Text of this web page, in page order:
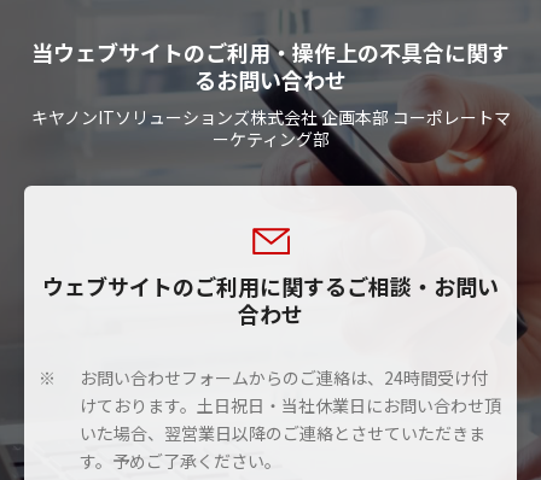
当ウェブサイトのご利用・操作上の不具合に関す
るお問い合わせ
キヤノンITソリューションズ株式会社 企画本部 コーポレートマ
ーケティング部
ウェブサイトのご利用に関するご相談・お問い
合わせ
※
お問い合わせフォームからのご連絡は、24時間受け付
けております。土日祝日・当社休業日にお問い合わせ頂
いた場合、翌営業日以降のご連絡とさせていただきま
す。予めご了承ください。